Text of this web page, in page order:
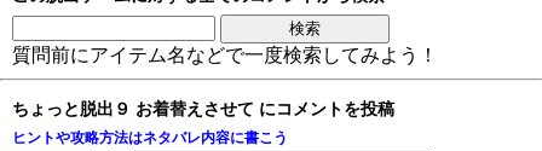
質問前にアイテム名などで一度検索してみよう！
ちょっと脱出９ お着替えさせて にコメントを投稿
ヒントや攻略方法はネタバレ内容に書こう